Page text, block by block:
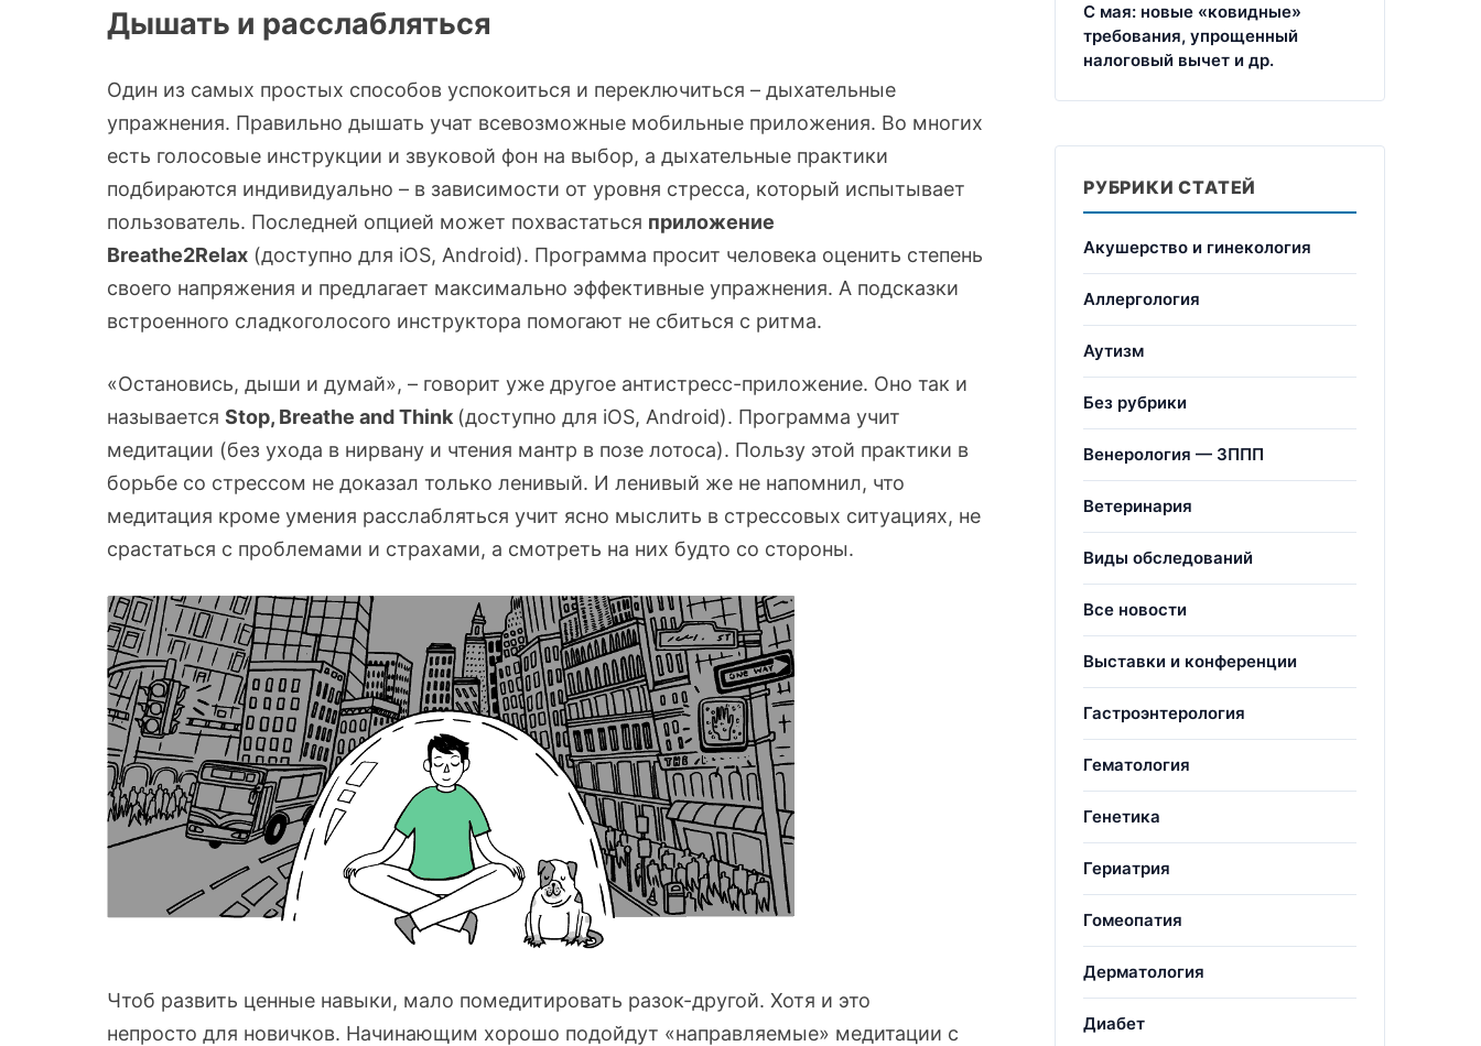
Дышать и расслабляться
Один из самых простых способов успокоиться и переключиться – дыхательные
упражнения. Правильно дышать учат всевозможные мобильные приложения. Во многих
есть голосовые инструкции и звуковой фон на выбор, а дыхательные практики
подбираются индивидуально – в зависимости от уровня стресса, который испытывает
пользователь. Последней опцией может похвастаться приложение
Breathe2Relax (доступно для iOS, Android). Программа просит человека оценить степень
своего напряжения и предлагает максимально эффективные упражнения. А подсказки
встроенного сладкоголосого инструктора помогают не сбиться с ритма.
«Остановись, дыши и думай», – говорит уже другое антистресс-приложение. Оно так и
называется Stop, Breathe and Think (доступно для iOS, Android). Программа учит
медитации (без ухода в нирвану и чтения мантр в позе лотоса). Пользу этой практики в
борьбе со стрессом не доказал только ленивый. И ленивый же не напомнил, что
медитация кроме умения расслабляться учит ясно мыслить в стрессовых ситуациях, не
срастаться с проблемами и страхами, а смотреть на них будто со стороны.
Чтоб развить ценные навыки, мало помедитировать разок-другой. Хотя и это
непросто для новичков. Начинающим хорошо подойдут «направляемые» медитации с
С мая: новые «ковидные»
требования, упрощенный
налоговый вычет и др.
РУБРИКИ СТАТЕЙ
Акушерство и гинекология
Аллергология
Аутизм
Без рубрики
Венерология — ЗППП
Ветеринария
Виды обследований
Все новости
Выставки и конференции
Гастроэнтерология
Гематология
Генетика
Гериатрия
Гомеопатия
Дерматология
Диабет